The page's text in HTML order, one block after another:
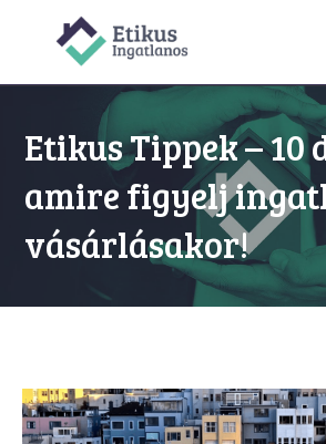
Etikus Tippek – 10
amire figyelj
vásárlásakor!